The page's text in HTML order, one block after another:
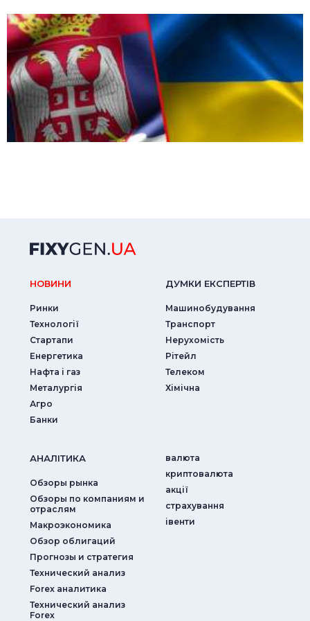
НОВИНИ
Ринки
Технології
Стартапи
Енергетика
Нафта і газ
Металургія
Агро
Банки
ДУМКИ ЕКСПЕРТIВ
Машинобудування
Транспорт
Нерухомість
Рітейл
Телеком
Хімічна
АНАЛIТИКА
Обзоры рынка
Обзоры по компаниям и
отраслям
Макроэкономика
Обзор облигаций
Прогнозы и стратегия
Технический анализ
Forex аналитика
Технический анализ
Forex
валюта
криптовалюта
акції
страхування
iвенти